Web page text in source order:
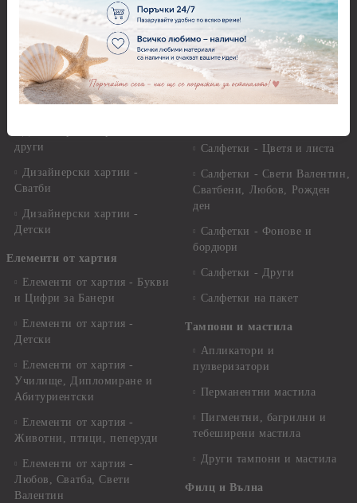
Дизайнерски хартии - 30.50
х 30.50 см.
Дизайнерски хартии - 21,00
х 29,70 см
Дизайнерски хартии - 15.20
x 30.50 см.
други
Дизайнерски хартии -
Сватби
Дизайнерски хартии -
Детски
Елементи от хартия
Елементи от хартия - Букви
и Цифри за Банери
Елементи от хартия -
Детски
Елементи от хартия -
Училище, Дипломиране и
Абитуриентски
Елементи от хартия -
Животни, птици, пеперуди
Елементи от хартия -
Любов, Сватба, Свети
Валентин
Салфетки - Пеперуди
Салфетки - Рози
Салфетки - Пътешествия и
пейзажи
Салфетки - Кухненски
Салфетки - Цветя и листа
Салфетки - Свети Валентин,
Сватбени, Любов, Рожден
ден
Салфетки - Фонове и
бордюри
Салфетки - Други
Салфетки на пакет
Тампони и мастила
Апликатори и
пулверизатори
Перманентни мастила
Пигментни, багрилни и
тебеширени мастила
Други тампони и мастила
Филц и Вълна